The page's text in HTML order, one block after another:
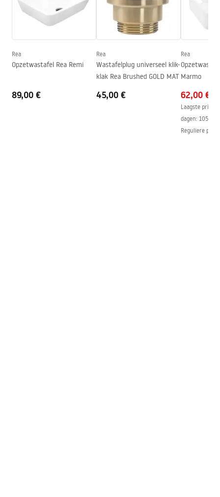
Uitloopbereik
110mm
Hoogte
165mm
PVD
Aansluitdiameter:
Garantie
5 jaar
Montage-instructies
faucet.pdf
Veiligheidsinformatie
Rea
Opzetwastafel Rea Remi
89,00 €
Rea
Wastafelplug universeel klik-
klak Rea Brushed GOLD MAT
45,00 €
Rea
Marmo
62,00 €
Laagste prijs
dagen: 105,00
Reguliere prijs